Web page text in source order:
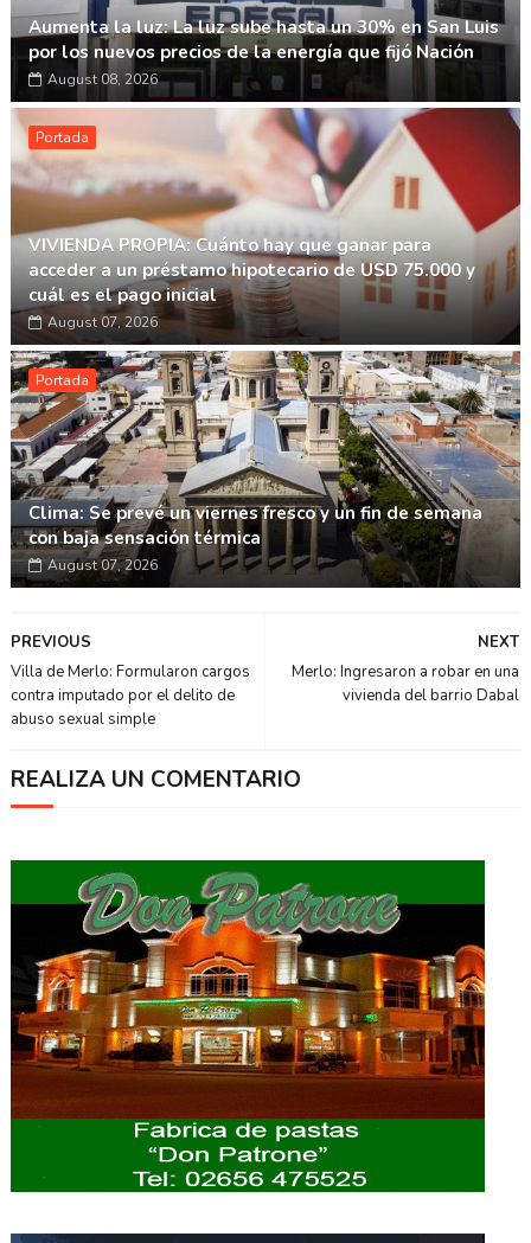
Aumenta la luz: La luz sube hasta un 30% en San Luis
por los nuevos precios de la energía que fijó Nación
August 08, 2026
Portada
VIVIENDA PROPIA: Cuánto hay que ganar para
acceder a un préstamo hipotecario de USD 75.000 y
cuál es el pago inicial
August 07, 2026
Portada
Clima: Se prevé un viernes fresco y un fin de semana
con baja sensación térmica
August 07, 2026
NEXT
Merlo: Ingresaron a robar en una
vivienda del barrio Dabal
PREVIOUS
Villa de Merlo: Formularon cargos
contra imputado por el delito de
abuso sexual simple
REALIZA UN COMENTARIO